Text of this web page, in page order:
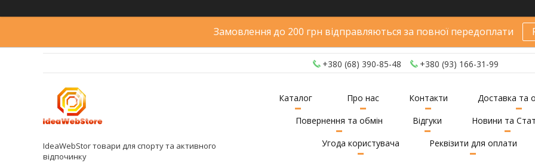
Замовлення до 200 грн відправляються за повної передоплати
+380 (68) 390-85-48 +380 (93) 166-31-99
IdeaWebStor товари для спорту та активного
відпочинку
Каталог Про нас Контакти
Доставка та
Повернення та обмін
Відгуки
Новини та
Угода користувача
Реквізити для оплати